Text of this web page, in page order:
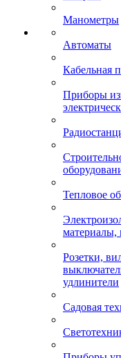
Манометры
Автоматы
Кабельная
Приборы
Тепловое
материалы,
Розетки,
удлинители
Садовая